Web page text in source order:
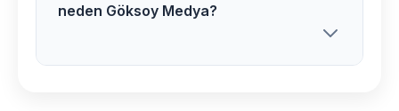
Kliniği web tasarım projelerimizde 1 yıl
sağlıyoruz.
neden Göksoy Medya?